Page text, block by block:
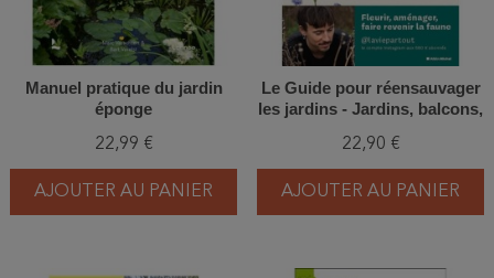
Manuel pratique du jardin
éponge
22,99 €
AJOUTER AU PANIER
Le Guide pour réensauvager
les jardins - Jardins, balcons,
22,90 €
AJOUTER AU PANIER